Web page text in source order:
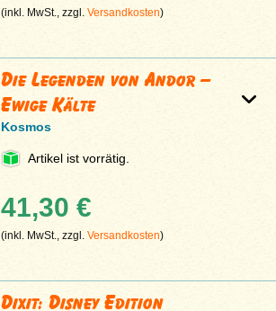
(inkl. MwSt., zzgl.Versandkosten)
Die Legenden von Andor –
Ewige Kälte
Kosmos
Artikel ist vorrätig.
41,30 €
(inkl. MwSt., zzgl.Versandkosten)
Dixit: Disney Edition